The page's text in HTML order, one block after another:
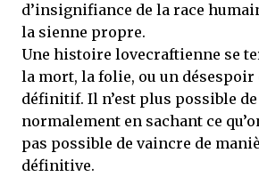
d’insignifiance de la race
la sienne propre.
Une histoire lovecraftienne se
la mort, la folie, ou un
définitif. Il n’est plus possible
normalement en sachant ce
pas possible de vaincre de
définitive.